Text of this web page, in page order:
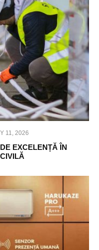
11, 2026
EXCELENȚĂ ÎN